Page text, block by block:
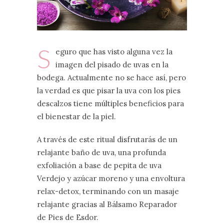
S
eguro que has visto alguna vez la
imagen del pisado de uvas en la
bodega. Actualmente no se hace así, pero
la verdad es que pisar la uva con los pies
descalzos tiene múltiples beneficios para
el bienestar de la piel.
A través de este ritual disfrutarás de un
relajante baño de uva, una profunda
exfoliación a base de pepita de uva
Verdejo y azúcar moreno y una envoltura
relax-detox, terminando con un masaje
relajante gracias al Bálsamo Reparador
de Pies de Esdor.